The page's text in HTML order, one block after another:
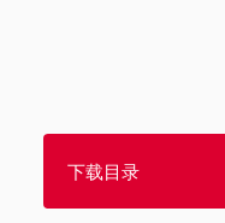
下载目录